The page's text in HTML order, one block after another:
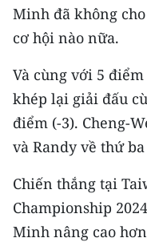
Media Chính trị
Media Văn hóa
Media Xã hội
Media Pháp luật
Media Du lịch
Media Thế giới
Minh đã không
cơ hội nào nữa.
Và cùng với 5
khép lại giải đấu
điểm (-3). Cheng-
và Randy về thứ
Chiến thắng tại
Championship
Minh nâng cao